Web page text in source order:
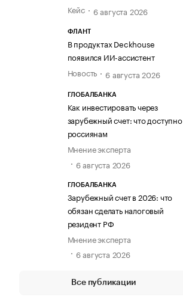
Кейс
6 августа 2026
ФЛАНТ
В продуктах Deckhouse
появился ИИ-ассистент
Новость
6 августа 2026
ГЛОБАЛБАНКА
Как инвестировать через
зарубежный счет: что доступно
россиянам
Мнение эксперта
6 августа 2026
ГЛОБАЛБАНКА
Зарубежный счет в 2026: что
обязан сделать налоговый
резидент РФ
Мнение эксперта
6 августа 2026
Все публикации